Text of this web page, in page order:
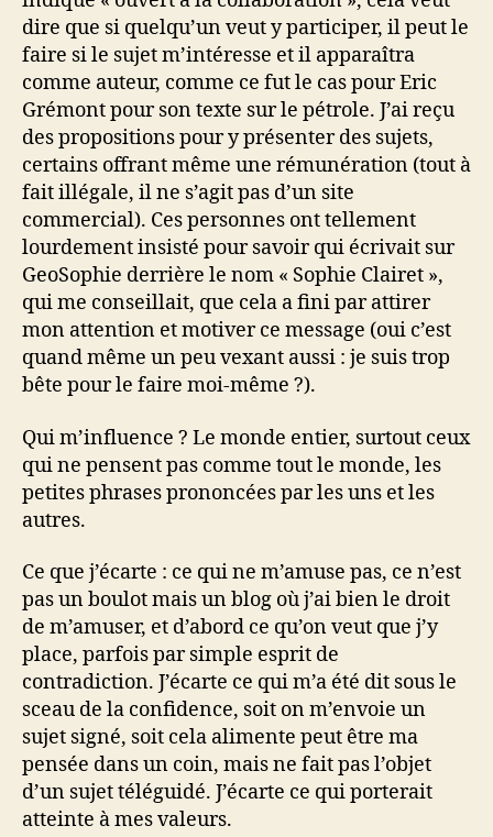
dire que si quelqu’un veut y participer, il peut le
faire si le sujet m’intéresse et il apparaîtra
comme auteur, comme ce fut le cas pour Eric
Grémont pour son texte sur le pétrole. J’ai reçu
des propositions pour y présenter des sujets,
certains offrant même une rémunération (tout à
fait illégale, il ne s’agit pas d’un site
commercial). Ces personnes ont tellement
lourdement insisté pour savoir qui écrivait sur
GeoSophie derrière le nom « Sophie Clairet »,
qui me conseillait, que cela a fini par attirer
mon attention et motiver ce message (oui c’est
quand même un peu vexant aussi : je suis trop
bête pour le faire moi-même ?).
Qui m’influence ? Le monde entier, surtout ceux
qui ne pensent pas comme tout le monde, les
petites phrases prononcées par les uns et les
autres.
Ce que j’écarte : ce qui ne m’amuse pas, ce n’est
pas un boulot mais un blog où j’ai bien le droit
de m’amuser, et d’abord ce qu’on veut que j’y
place, parfois par simple esprit de
contradiction. J’écarte ce qui m’a été dit sous le
sceau de la confidence, soit on m’envoie un
sujet signé, soit cela alimente peut être ma
pensée dans un coin, mais ne fait pas l’objet
d’un sujet téléguidé. J’écarte ce qui porterait
atteinte à mes valeurs.